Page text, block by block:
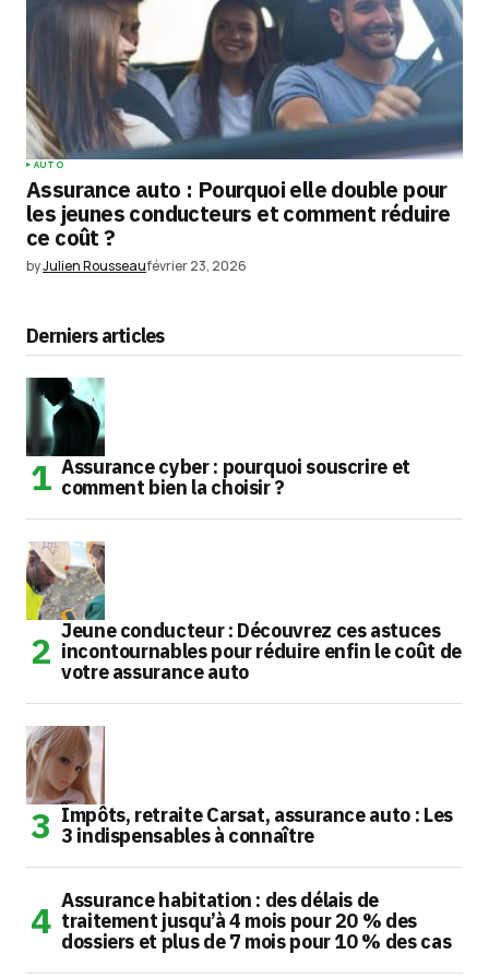
AUTO
Assurance auto : Pourquoi elle double pour
les jeunes conducteurs et comment réduire
ce coût ?
byJulien Rousseaufévrier 23, 2026
Derniers articles
Assurance cyber : pourquoi souscrire et
comment bien la choisir ?
Jeune conducteur : Découvrez ces astuces
incontournables pour réduire enfin le coût de
votre assurance auto
Impôts, retraite Carsat, assurance auto : Les
3 indispensables à connaître
Assurance habitation : des délais de
traitement jusqu’à 4 mois pour 20 % des
dossiers et plus de 7 mois pour 10 % des cas